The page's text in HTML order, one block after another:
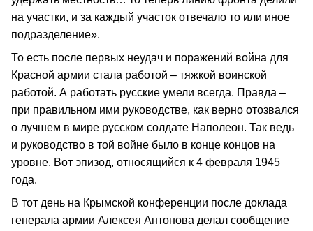
на участки, и за каждый участок отвечало то или иное
подразделение».
То есть после первых неудач и поражений война для
Красной армии стала работой – тяжкой воинской
работой. А работать русские умели всегда. Правда –
при правильном ими руководстве, как верно отозвался
о лучшем в мире русском солдате Наполеон. Так ведь
и руководство в той войне было в конце концов на
уровне. Вот эпизод, относящийся к 4 февраля 1945
года.
В тот день на Крымской конференции после доклада
генерала армии Алексея Антонова делал сообщение